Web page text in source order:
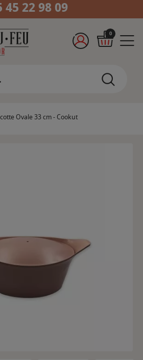
45 22 98 09
0
Ovale 33 cm - Cookut